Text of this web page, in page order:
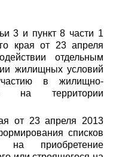
3 и пункт 8 части 1
края от 23 апреля
отдельным
жилищных условий
в жилищно-
на территории
от 23 апреля 2013
списков
приобретение